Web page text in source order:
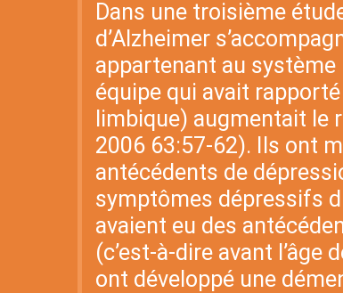
Dans une troisième
d’Alzheimer
appartenant au système
équipe qui avait
limbique) augmentait le
2006 63:57-62). Ils ont
antécédents de
symptômes dépressifs
avaient eu des
(c’est-à-dire avant
ont développé une